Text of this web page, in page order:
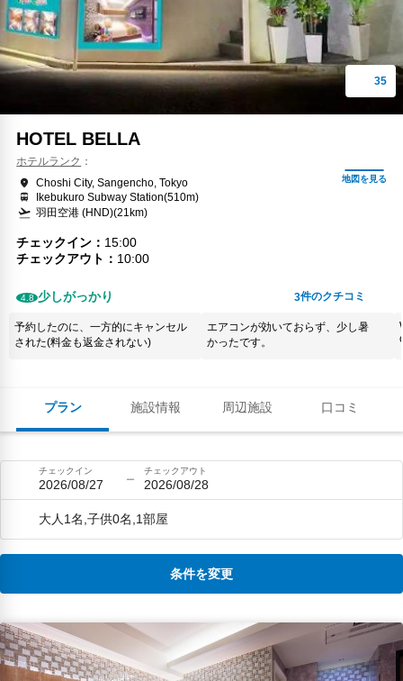
プラン 施設情報 周辺施設 口コミ
HOTEL BELLA
ホテルランク
Choshi City, Sangencho, Tokyo
Ikebukuro Subway Station(510m)
羽田空港 (HND)(21km)
チェックイン
15:00
チェックアウト
10:00
4.8 少しがっかり 3件のクチコミ
予約したのに、一方的にキャンセル
された(料金も返金されない)
エアコンが効いておらず、少し暑
かったです。
チェックイン
2026/08/27
チェックアウト
2026/08/28
大人1名,子供0名,1部屋
条件を変更